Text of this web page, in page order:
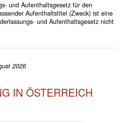
und Aufenthaltsgesetz für den
Aufenthaltstitel (Zweck) ist eine
und Aufenthaltsgesetz nicht
2026
IN ÖSTERREICH